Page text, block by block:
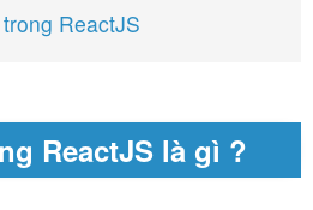
ReactJS
ReactJS là gì ?